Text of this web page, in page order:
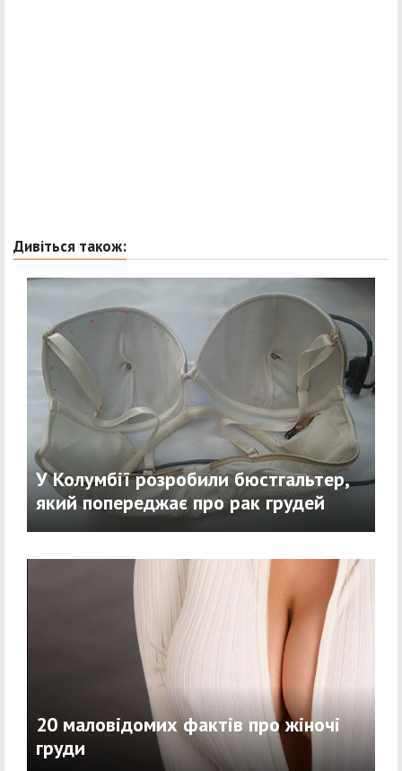
Дивіться також:
У Колумбії розробили бюстгальтер,
який попереджає про рак грудей
20 маловідомих фактів про жіночі
груди